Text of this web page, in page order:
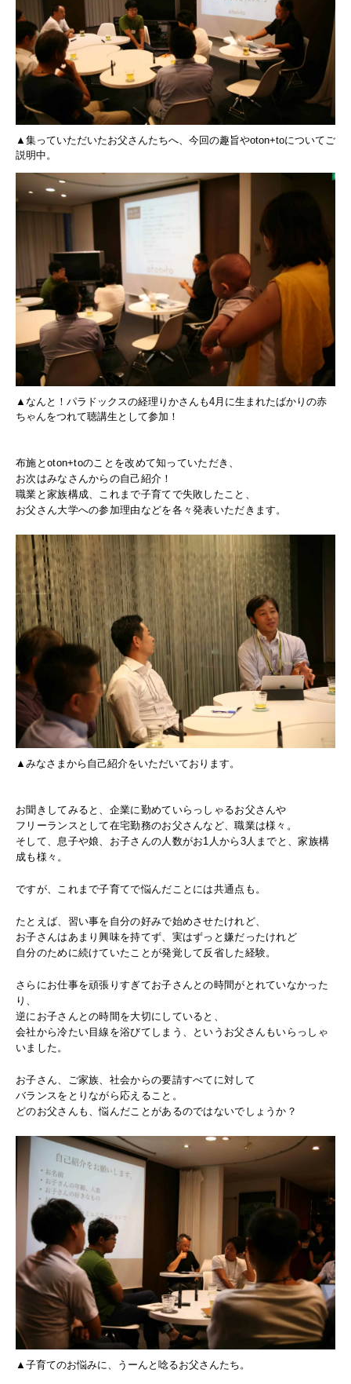
▲集っていただいたお父さんたちへ、今回の趣旨やoton+toについてご
説明中。
▲なんと！パラドックスの経理りかさんも4月に生まれたばかりの赤
ちゃんをつれて聴講生として参加！
布施とoton+toのことを改めて知っていただき、
お次はみなさんからの自己紹介！
職業と家族構成、これまで子育てで失敗したこと、
お父さん大学への参加理由などを各々発表いただきます。
▲みなさまから自己紹介をいただいております。
お聞きしてみると、企業に勤めていらっしゃるお父さんや
フリーランスとして在宅勤務のお父さんなど、職業は様々。
そして、息子や娘、お子さんの人数がお1人から3人までと、家族構
成も様々。
ですが、これまで子育てで悩んだことには共通点も。
たとえば、習い事を自分の好みで始めさせたけれど、
お子さんはあまり興味を持てず、実はずっと嫌だったけれど
自分のために続けていたことが発覚して反省した経験。
さらにお仕事を頑張りすぎてお子さんとの時間がとれていなかった
り、
逆にお子さんとの時間を大切にしていると、
会社から冷たい目線を浴びてしまう、というお父さんもいらっしゃ
いました。
お子さん、ご家族、社会からの要請すべてに対して
バランスをとりながら応えること。
どのお父さんも、悩んだことがあるのではないでしょうか？
▲子育てのお悩みに、うーんと唸るお父さんたち。